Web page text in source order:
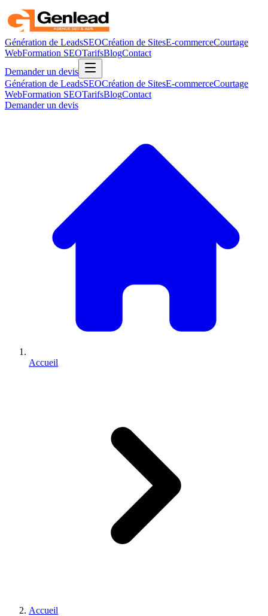
Génération de LeadsSEOCréation de SitesE-commerceCourtage
WebFormation SEOTarifsBlogContact
Demander un devis
Génération de LeadsSEOCréation de SitesE-commerceCourtage
WebFormation SEOTarifsBlogContact
Demander un devis
Accueil
Accueil